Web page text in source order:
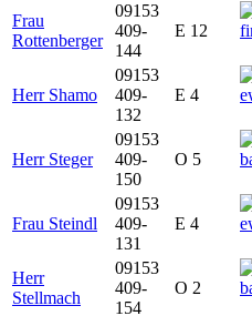
Frau
Rottenberger
09153
409-
144
E 12
Herr Shamo
09153
409-
132
E 4
Herr Steger
09153
409-
150
O 5
Frau Steindl
09153
409-
131
E 4
Herr
Stellmach
09153
409-
154
O 2